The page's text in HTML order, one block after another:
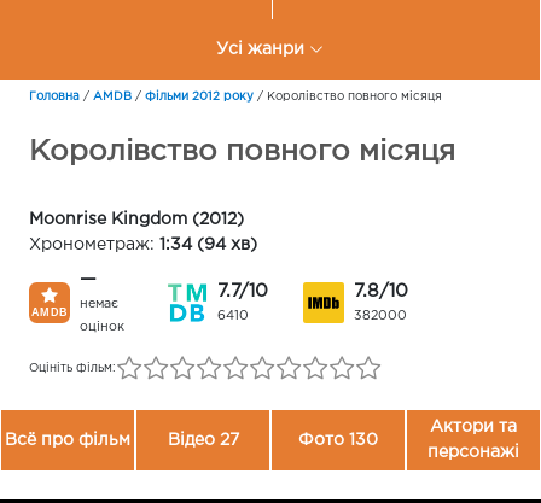
Усі жанри
Головна / AMDB / Фільми 2012 року / Королiвство повного мiсяця
Королiвство повного мiсяця
Moonrise Kingdom (2012)
Хронометраж: 1:34 (94 хв)
—
немає
оцінок
7.7/10
6410
7.8/10
382000
Оцініть фільм:
Всё про фільм Відео 27 Фото 130
Актори та
персонажі